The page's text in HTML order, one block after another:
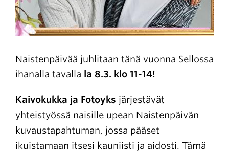
Naistenpäivää juhlitaan tänä vuonna Sellossa
ihanalla tavalla la 8.3. klo 11-14!
Kaivokukka ja Fotoyks järjestävät
yhteistyössä naisille upean Naistenpäivän
kuvaustapahtuman, jossa pääset
ikuistamaan itsesi kauniisti ja aidosti. Tämä